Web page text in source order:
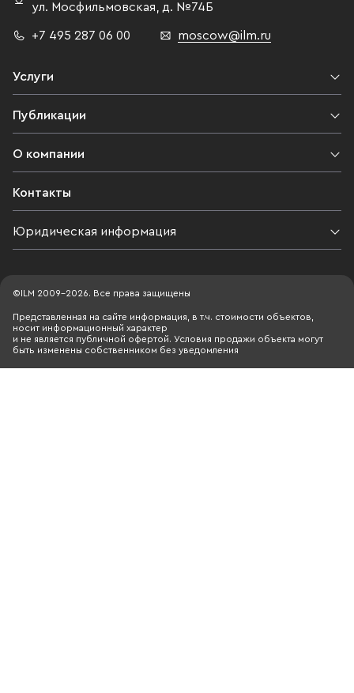
ул. Мосфильмовская, д. №74Б
+7 495 287 06 00 moscow@ilm.ru
Услуги
Публикации
О компании
Контакты
Юридическая информация
©ILM 2009-2026. Все права защищены
Представленная на сайте информация, в т.ч. стоимости объектов,
носит информационный характер
и не является публичной офертой. Условия продажи объекта могут
быть изменены собственником без уведомления